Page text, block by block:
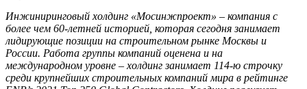
Инжиниринговый холдинг «Мосинжпроект» – компания с
более чем 60-летней историей, которая сегодня занимает
лидирующие позиции на строительном рынке Москвы и
России. Работа группы компаний оценена и на
международном уровне – холдинг занимает 114-ю строчку
среди крупнейших строительных компаний мира в рейтинге